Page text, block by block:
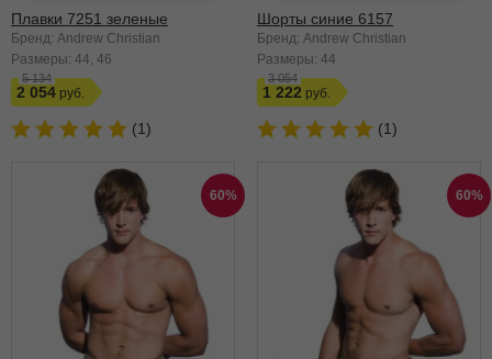
Плавки 7251 зеленые
Бренд: Andrew Christian
Размеры: 44 46
5 134
2 054
(1)
Шорты синие 6157
Бренд: Andrew Christian
Размеры: 44
3 054
1 222
(1)
60% 60%